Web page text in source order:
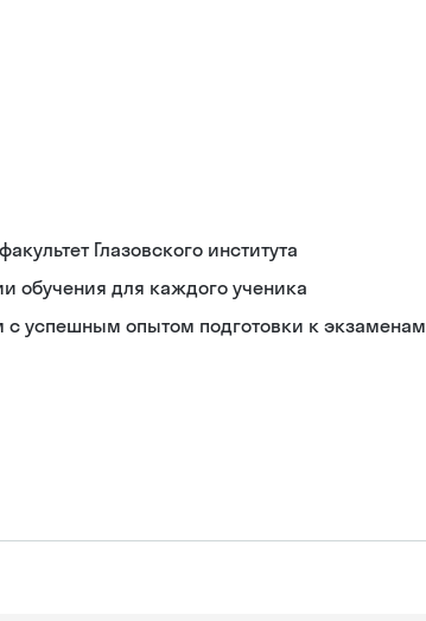
Глазовского института
обучения для каждого ученика
с успешным опытом подготовки к экзаменам